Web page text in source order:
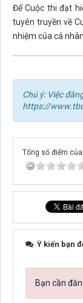
Để Cuộc thi đạt
tuyên truyền về
nhiệm của cá
Chú ý: Việc
https://
Tổng số điểm
Ý kiến bạn
Bạn cần